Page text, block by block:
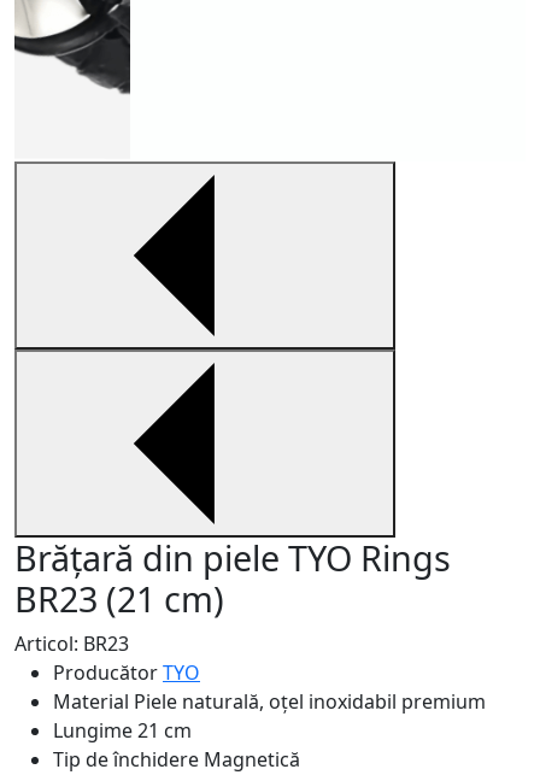
Brățară din piele TYO Rings
BR23 (21 cm)
Articol: BR23
ProducătorTYO
Material Piele naturală, oțel inoxidabil premium
Lungime21 cm
Tip de închidere Magnetică